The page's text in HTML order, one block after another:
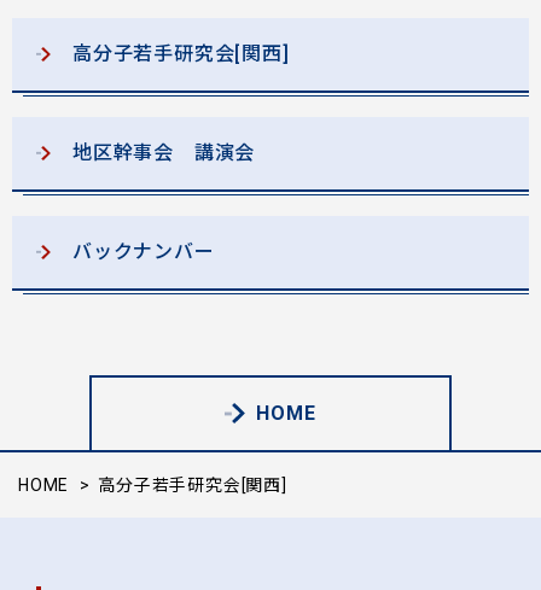
高分子若手研究会[関西]
地区幹事会 講演会
バックナンバー
HOME
HOME 高分子若手研究会[関西]